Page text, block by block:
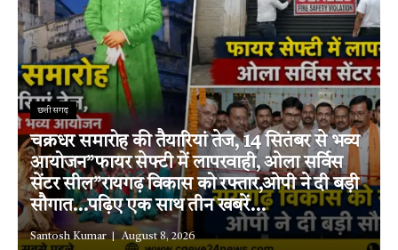
छत्तीसगढ़
चक्रधर समारोह की तैयारियां तेज, 14 सितंबर से भव्य
आयोजन”फायर सेफ्टी में लापरवाही, ओला सर्विस
सेंटर सील”रायगढ़ विकास को रफ्तार,ओपी ने दी बड़ी
सौगात…पढ़िए एक साथ तीन खबरें…
Santosh Kumar August 8, 2026